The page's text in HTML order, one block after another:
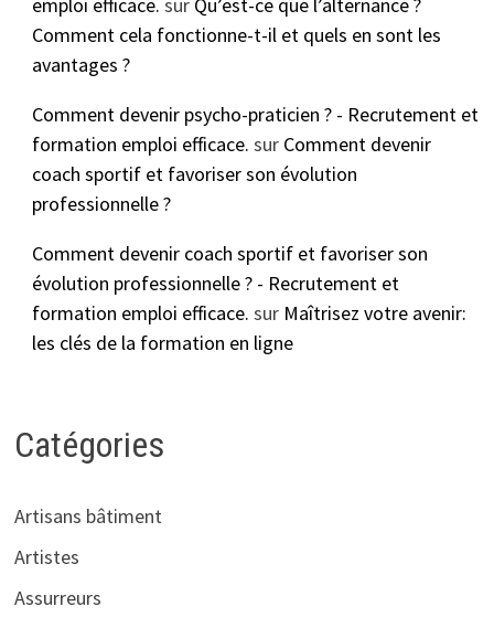
emploi efficace. sur Qu’est-ce que l’alternance ?
Comment cela fonctionne-t-il et quels en sont les
avantages ?
Comment devenir psycho-praticien ? - Recrutement et
formation emploi efficace. sur Comment devenir
coach sportif et favoriser son évolution
professionnelle ?
Comment devenir coach sportif et favoriser son
évolution professionnelle ? - Recrutement et
formation emploi efficace. sur Maîtrisez votre avenir:
les clés de la formation en ligne
Catégories
Artisans bâtiment
Artistes
Assurreurs